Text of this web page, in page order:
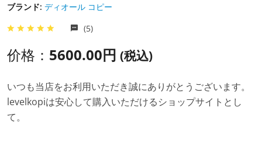
ブランド: ディオール コピー
(5)
价格： 5600.00円 (税込)
いつも当店をお利用いただき誠にありがとうございます。
levelkopiは安心して購入いただけるショップサイトとし
て。